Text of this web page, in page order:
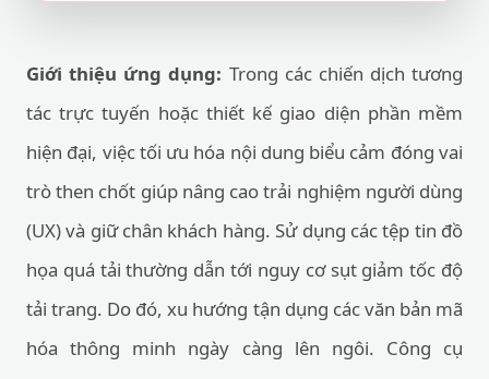
Giới thiệu ứng dụng: Trong các chiến dịch tương
tác trực tuyến hoặc thiết kế giao diện phần mềm
hiện đại, việc tối ưu hóa nội dung biểu cảm đóng vai
trò then chốt giúp nâng cao trải nghiệm người dùng
(UX) và giữ chân khách hàng. Sử dụng các tệp tin đồ
họa quá tải thường dẫn tới nguy cơ sụt giảm tốc độ
tải trang. Do đó, xu hướng tận dụng các văn bản mã
hóa thông minh ngày càng lên ngôi. Công cụ